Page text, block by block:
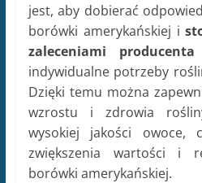
jest, aby dobierać
borówki amerykańskiej i
zaleceniami producenta
indywidualne potrzeby
Dzięki temu można
wzrostu i zdrowia
wysokiej jakości
zwiększenia wartości i
borówki amerykańskiej.